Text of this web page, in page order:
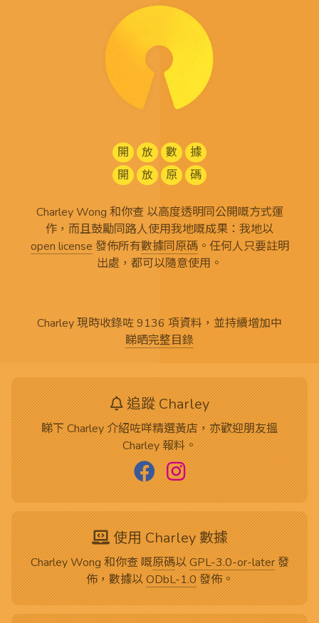
開 放 數
據
開
放 原 碼
Charley Wong 和你查 以高度透明同公開嘅方式運
作，而且鼓勵同路人使用我地嘅成果：我地以
open license 發佈所有數據同原碼。任何人只要註明
出處，都可以隨意使用。
Charley 現時收錄咗 9136 項資料，並持續增加中
睇晒完整目錄
追蹤 Charley
睇下 Charley 介紹咗咩精選黃店，亦歡迎朋友搵
Charley 報料。
使用 Charley 數據
Charley Wong 和你查 嘅原碼以GPL-3.0-or-later發
佈，數據以ODbL-1.0發佈。